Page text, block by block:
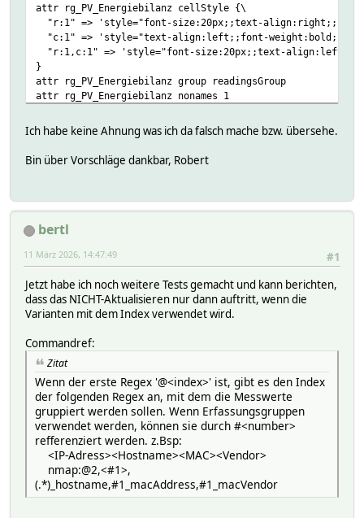
attr rg_PV_Energiebilanz cellStyle {\
"r:1" => 'style="font-size:20px;;text-align:right;;font-
"c:1" => 'style="text-align:left;;font-
"r:1,c:1" => 'style="font-size:20px;;text-
}
attr rg_PV_Energiebilanz group readingsGroup
attr rg_PV_Energiebilanz nonames 1
attr rg_PV_Energiebilanz style style="font-size:18px;;"
attr rg_PV_Energiebilanz valueFormat {\
if( $READING eq "DateEnd3" ) {\
$VALUE = strftime( "%d.%m.%y", localtime(
elsif( $READING eq "PV_Tag" and isDateTime( $VALUE ) )
$VALUE = encode_utf8( strftime( "%d.%b. %H:%M:%S",
}\
$VALUE = formatiere_zahl( $VALUE, 2 );;\
}
attr rg_PV_Energiebilanz valueStyle {\
if( looks_like_number( $VALUE ) ) {\
}\
else {\
'style="text-align:left;;font-weight:bold;;"'\
}\
}
Ich habe keine Ahnung was ich da falsch mache bzw. übersehe.
Bin über Vorschläge dankbar, Robert
bertl
#1
11 März 2026, 14:47:49
Jetzt habe ich noch weitere Tests gemacht und kann berichten,
dass das NICHT-Aktualisieren nur dann auftritt, wenn die
Varianten mit dem Index verwendet wird.
Commandref:
Zitat
Wenn der erste Regex '@<index>' ist, gibt es den Index
der folgenden Regex an, mit dem die Messwerte
gruppiert werden sollen. Wenn Erfassungsgruppen
verwendet werden, können sie durch #<number>
refferenziert werden. z.Bsp:
<IP-Adress><Hostname><MAC><Vendor>
nmap:@2,<#1>,
(.*)_hostname,#1_macAddress,#1_macVendor